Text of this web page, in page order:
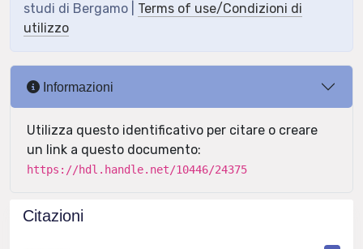
studi di Bergamo | Terms of use/Condizioni di
utilizzo
Informazioni
Utilizza questo identificativo per citare o creare
un link a questo documento:
https://hdl.handle.net/10446/24375
Citazioni